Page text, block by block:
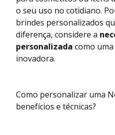
o seu uso no cotidiano.
brindes personalizados
diferença, considere a
personalizada como
inovadora.
Como personalizar uma
benefícios e técnicas?